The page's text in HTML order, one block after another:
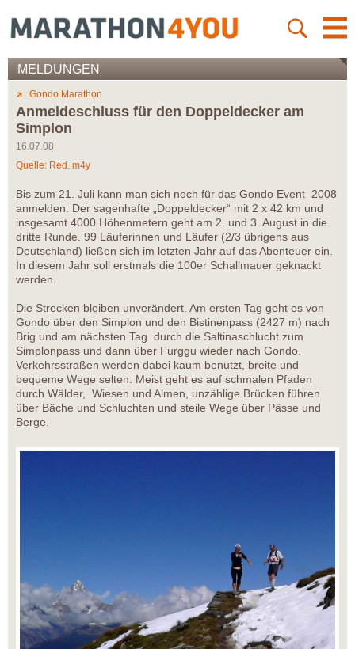
MELDUNGEN
Gondo Marathon
Anmeldeschluss für den Doppeldecker am
Simplon
16.07.08
Quelle: Red. m4y
Bis zum 21. Juli kann man sich noch für das Gondo Event 2008
anmelden. Der sagenhafte „Doppeldecker“ mit 2 x 42 km und
insgesamt 4000 Höhenmetern geht am 2. und 3. August in die
dritte Runde. 99 Läuferinnen und Läufer (2/3 übrigens aus
Deutschland) ließen sich im letzten Jahr auf das Abenteuer ein.
In diesem Jahr soll erstmals die 100er Schallmauer geknackt
werden.
Die Strecken bleiben unverändert. Am ersten Tag geht es von
Gondo über den Simplon und den Bistinenpass (2427 m) nach
Brig und am nächsten Tag durch die Saltinaschlucht zum
Simplonpass und dann über Furggu wieder nach Gondo.
Verkehrsstraßen werden dabei kaum benutzt, breite und
bequeme Wege selten. Meist geht es auf schmalen Pfaden
durch Wälder, Wiesen und Almen, unzählige Brücken führen
über Bäche und Schluchten und steile Wege über Pässe und
Berge.